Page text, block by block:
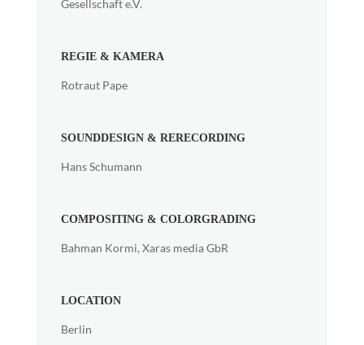
Gesellschaft e.V.
REGIE & KAMERA
Rotraut Pape
SOUNDDESIGN & RERECORDING
Hans Schumann
COMPOSITING & COLORGRADING
Bahman Kormi, Xaras media GbR
LOCATION
Berlin